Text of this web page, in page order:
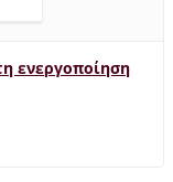
ενεργοποίηση